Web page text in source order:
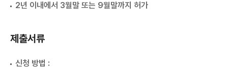
2년 이내에서 3월말 또는 9월말까지 허가
제출서류
신청 방법 :